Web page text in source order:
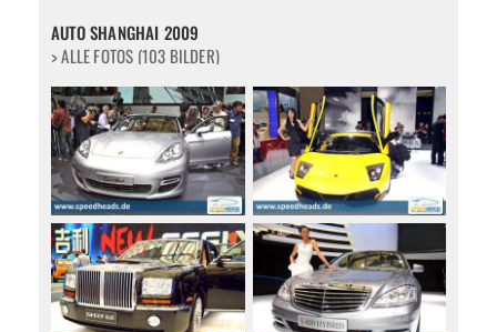
AUTO SHANGHAI 2009
> ALLE FOTOS (103 BILDER)